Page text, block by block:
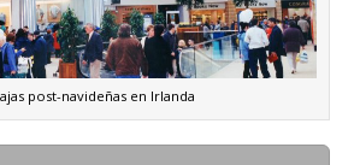
post-navideñas en Irlanda